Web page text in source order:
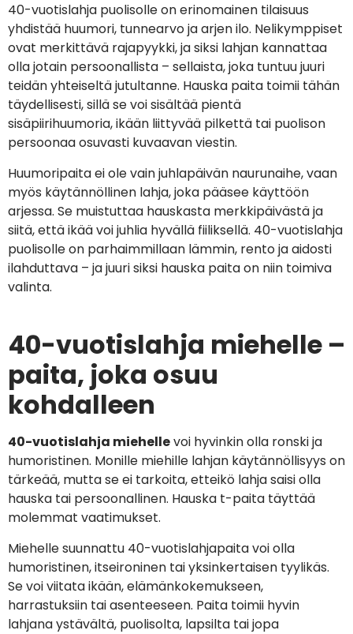
40-vuotislahja puolisolle on erinomainen tilaisuus
yhdistää huumori, tunnearvo ja arjen ilo. Nelikymppiset
ovat merkittävä rajapyykki, ja siksi lahjan kannattaa
olla jotain persoonallista – sellaista, joka tuntuu juuri
teidän yhteiseltä jutultanne. Hauska paita toimii tähän
täydellisesti, sillä se voi sisältää pientä
sisäpiirihuumoria, ikään liittyvää pilkettä tai puolison
persoonaa osuvasti kuvaavan viestin.
Huumoripaita ei ole vain juhlapäivän naurunaihe, vaan
myös käytännöllinen lahja, joka pääsee käyttöön
arjessa. Se muistuttaa hauskasta merkkipäivästä ja
siitä, että ikää voi juhlia hyvällä fiiliksellä. 40-vuotislahja
puolisolle on parhaimmillaan lämmin, rento ja aidosti
ilahduttava – ja juuri siksi hauska paita on niin toimiva
valinta.
40-vuotislahja miehelle –
paita, joka osuu
kohdalleen
40-vuotislahja miehellevoi hyvinkin olla ronski ja
humoristinen. Monille miehille lahjan käytännöllisyys on
tärkeää, mutta se ei tarkoita, etteikö lahja saisi olla
hauska tai persoonallinen. Hauska t-paita täyttää
molemmat vaatimukset.
Miehelle suunnattu 40-vuotislahjapaita voi olla
humoristinen, itseironinen tai yksinkertaisen tyylikäs.
Se voi viitata ikään, elämänkokemukseen,
harrastuksiin tai asenteeseen. Paita toimii hyvin
lahjana ystävältä, puolisolta, lapsilta tai jopa